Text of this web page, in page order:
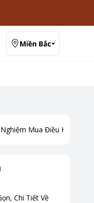
Miền Bắc
Mua Điều Hoà
Chi Tiết Về